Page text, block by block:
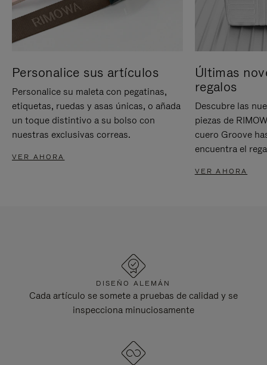
Personalice sus artículos
Personalice su maleta con pegatinas,
etiquetas, ruedas y asas únicas, o añada
un toque distintivo a su bolso con
nuestras exclusivas correas.
VER AHORA
Últimas
regalos
Descubre las
piezas de
cuero Groove
encuentra el
VER AHORA
DISEÑO ALEMÁN
Cada artículo se somete a pruebas de calidad y se
inspecciona minuciosamente